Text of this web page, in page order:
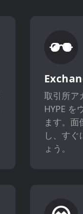
取引所ア
HYPE を
ます。
し、すぐ
ょう。